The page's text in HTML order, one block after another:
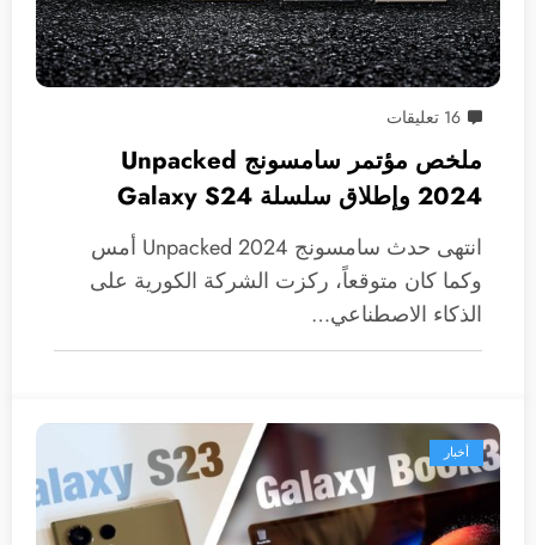
16 تعليقات
ملخص مؤتمر سامسونج Unpacked
2024 وإطلاق سلسلة Galaxy S24
انتهى حدث سامسونج Unpacked 2024 أمس
وكما كان متوقعاً، ركزت الشركة الكورية على
الذكاء الاصطناعي…
أخبار